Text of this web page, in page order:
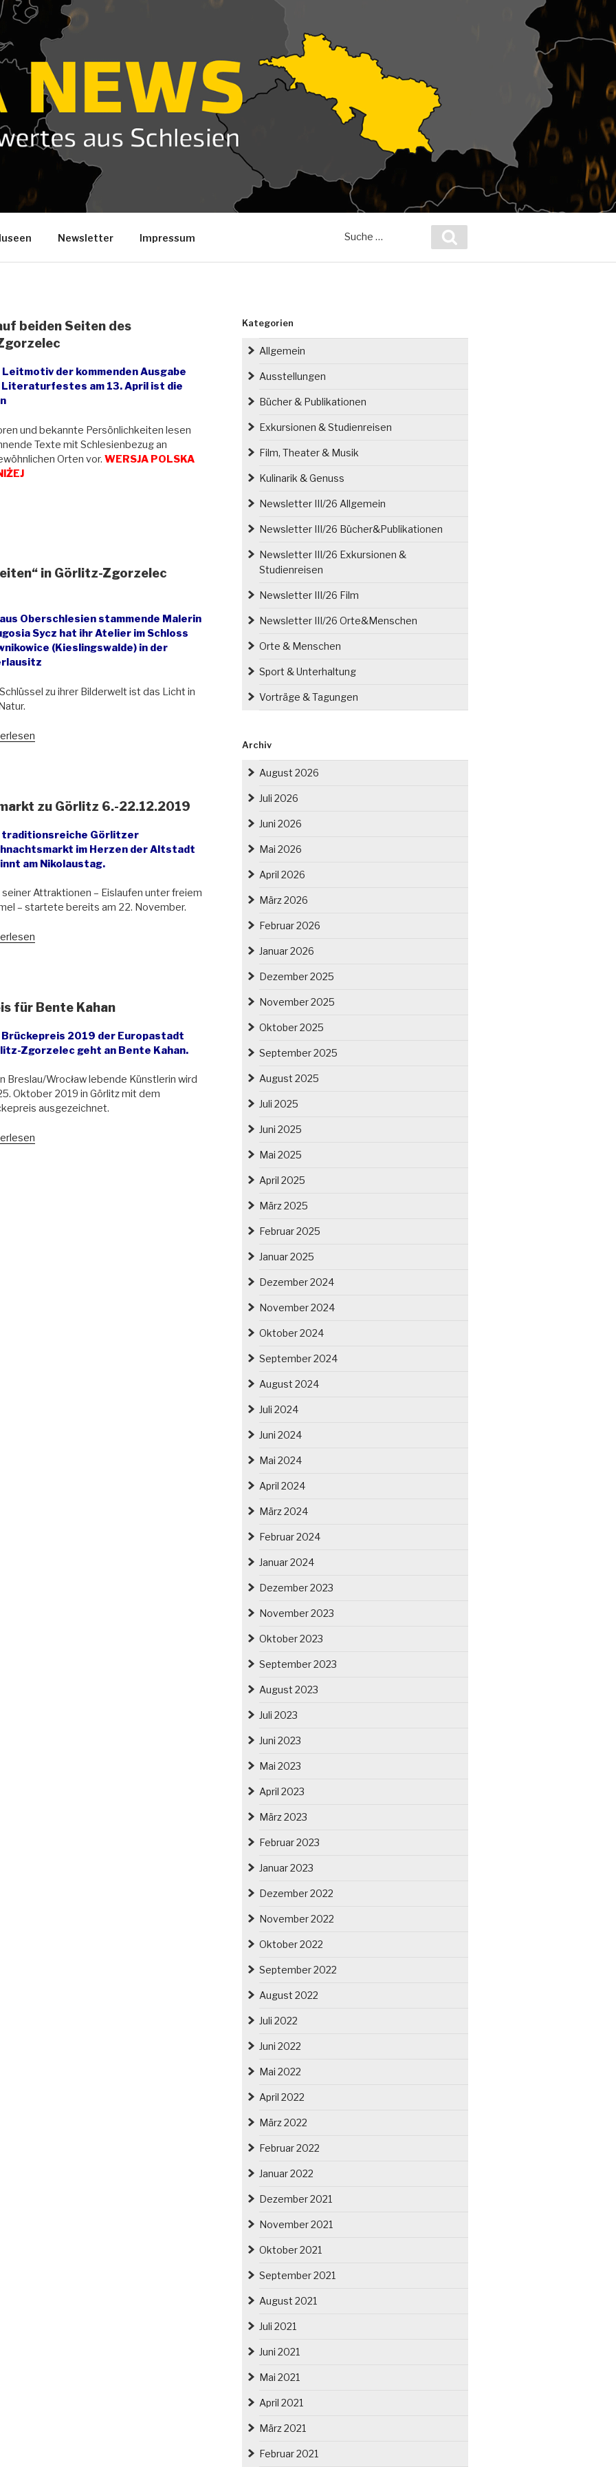
Newsletter Impressum
nach:
beiden Seiten des
Leitmotiv der kommenden Ausgabe
Literaturfestes am 13. April ist die
und bekannte Persönlichkeiten lesen
Texte mit Schlesienbezug an
Orten vor. WERSJA POLSKA
in Görlitz-Zgorzelec
aus Oberschlesien stammende Malerin
Sycz hat ihr Atelier im Schloss
(Kieslingswalde) in der
zu ihrer Bilderwelt ist das Licht in
zu Görlitz 6.-22.12.2019
traditionsreiche Görlitzer
im Herzen der Altstadt
am Nikolaustag.
seiner Attraktionen – Eislaufen unter freiem
– startete bereits am 22. November.
für Bente Kahan
Brückepreis 2019 der Europastadt
Zgorzelec geht an Bente Kahan.
Breslau/Wrocław lebende Künstlerin wird
Oktober 2019 in Görlitz mit dem
ausgezeichnet.
Kategorien
Allgemein
Ausstellungen
Bücher & Publikationen
Exkursionen & Studienreisen
Film, Theater & Musik
Kulinarik & Genuss
Newsletter III/26 Allgemein
Newsletter III/26 Bücher&Publikationen
Newsletter III/26 Exkursionen &
Studienreisen
Newsletter III/26 Film
Newsletter III/26 Orte&Menschen
Orte & Menschen
Sport & Unterhaltung
Vorträge & Tagungen
Archiv
August 2026
Juli 2026
Juni 2026
Mai 2026
April 2026
März 2026
Februar 2026
Januar 2026
Dezember 2025
November 2025
Oktober 2025
September 2025
August 2025
Juli 2025
Juni 2025
Mai 2025
April 2025
März 2025
Februar 2025
Januar 2025
Dezember 2024
November 2024
Oktober 2024
September 2024
August 2024
Juli 2024
Juni 2024
Mai 2024
April 2024
März 2024
Februar 2024
Januar 2024
Dezember 2023
November 2023
Oktober 2023
September 2023
August 2023
Juli 2023
Juni 2023
Mai 2023
April 2023
März 2023
Februar 2023
Januar 2023
Dezember 2022
November 2022
Oktober 2022
September 2022
August 2022
Juli 2022
Juni 2022
Mai 2022
April 2022
März 2022
Februar 2022
Januar 2022
Dezember 2021
November 2021
Oktober 2021
September 2021
August 2021
Juli 2021
Juni 2021
Mai 2021
April 2021
März 2021
Februar 2021